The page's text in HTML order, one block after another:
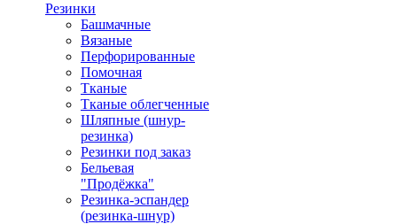
Резинки
Башмачные
Вязаные
Перфорированные
Помочная
Тканые
Тканые облегченные
Шляпные (шнур-
резинка)
Резинки под заказ
Бельевая
"Продёжка"
Резинка-эспандер
(резинка-шнур)